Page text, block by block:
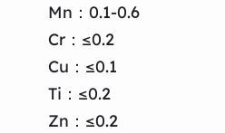
Mn：0.1-0.6
Cr：≤0.2
Cu：≤0.1
Ti：≤0.2
Zn：≤0.2